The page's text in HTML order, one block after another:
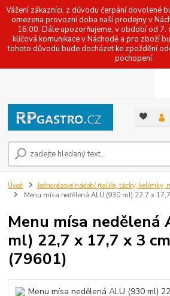
Vážení zákazníci, z důvodu čerpání dovolené
omezena provozní doba naší prodejny v
16:00. Dále upozorňujeme, v období od 7.
klíčová komunikace v Náchodě a pro zboží
tohoto důvodu bude docházet ke zpoždění
pochopení.
Úvod Jednorázové nádobí (talíře, tácky, kelímky,
Menu mísa nedělená ALU (930 ml) 22,7 x
Menu mísa nedělená
ml) 22,7 x 17,7 x 3
(79601)